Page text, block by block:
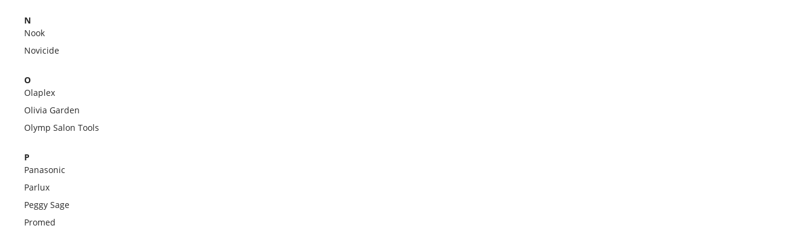
N
Nook
Novicide
O
Olaplex
Olivia Garden
Olymp Salon Tools
P
Panasonic
Parlux
Peggy Sage
Promed